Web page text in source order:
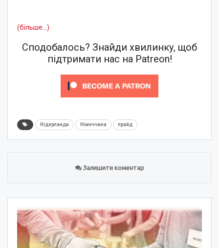
(більше…)
Сподобалось? Знайди хвилинку, щоб
підтримати нас на Patreon!
Нідерланди Німеччина прайд
Залишити коментар